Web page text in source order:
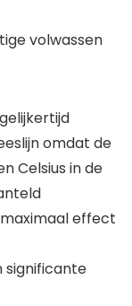
volwassen
omdat de
Celsius in de
effect
significante